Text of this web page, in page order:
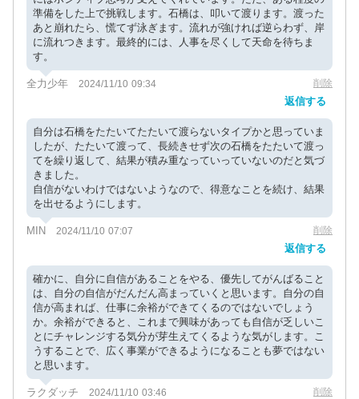
準備をした上で挑戦します。石橋は、叩いて渡ります。渡った
あと崩れたら、慌てず泳ぎます。流れが強ければ逆らわず、岸
に流れつきます。最終的には、人事を尽くして天命を待ちま
す。
全力少年 2024/11/10 09:34 削除
返信する
自分は石橋をたたいてたたいて渡らないタイプかと思っていま
したが、たたいて渡って、長続きせず次の石橋をたたいて渡っ
てを繰り返して、結果が積み重なっていっていないのだと気づ
きました。
自信がないわけではないようなので、得意なことを続け、結果
を出せるようにします。
MIN 2024/11/10 07:07 削除
返信する
確かに、自分に自信があることをやる、優先してがんばること
は、自分の自信がだんだん高まっていくと思います。自分の自
信が高まれば、仕事に余裕ができてくるのではないでしょう
か。余裕ができると、これまで興味があっても自信が乏しいこ
とにチャレンジする気分が芽生えてくるような気がします。こ
うすることで、広く事業ができるようになることも夢ではない
と思います。
ラクダッチ 2024/11/10 03:46 削除